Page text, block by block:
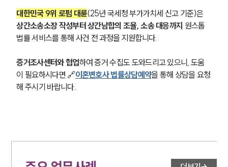
대한민국 9위 로펌 대륜(25년 국세청 부가가치세 신고 기준)은
상간소송소장 작성부터 상간남합의 조율, 소송 대응까지 원스톱
법률 서비스를 통해 사건 전 과정을 지원합니다.
증거조사센터와 협업하여 증거 수집도 도와드리고 있으니, 도움
이 필요하시다면 🔗이혼변호사 법률상담예약을 통해 상담을 요청
해 주시기 바랍니다.